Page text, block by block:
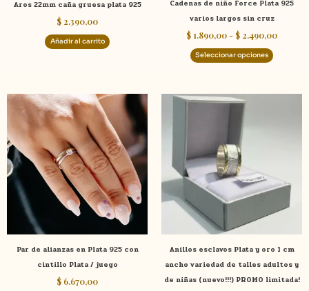
Aros 22mm caña gruesa plata 925
$ 2.390,00
Añadir al carrito
Cadenas de niño Force Plata 925
varios largos sin cruz
$ 1.890,00- $ 2.490,00
Seleccionar opciones
en
la
página
de
Par de alianzas en Plata 925 con
cintillo Plata / juego
$ 6.670,00
Anillos esclavos Plata y oro 1 cm
ancho variedad de talles adultos y
de niñas (nuevo!!!) PROMO limitada!
se
elegir
en
la
página